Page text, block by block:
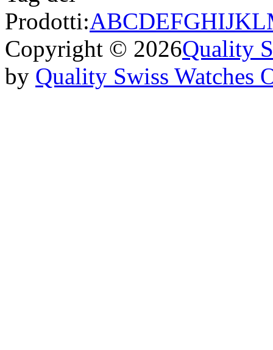
Prodotti:ABCDEFGHIJKL
Copyright © 2026Quality
by Quality Swiss Watches